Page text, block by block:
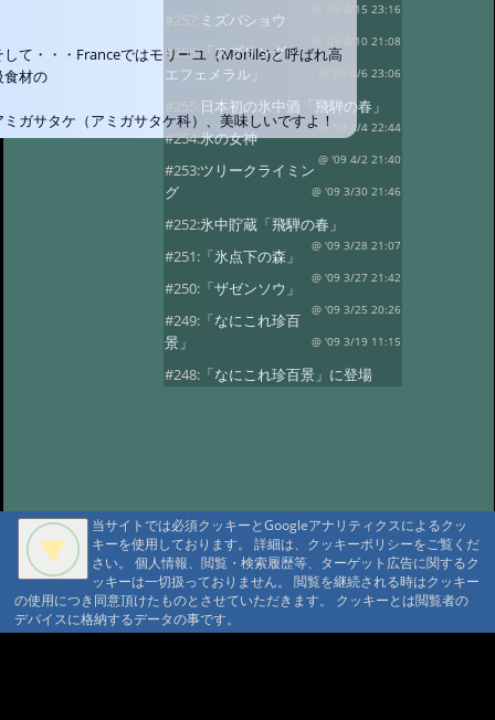
して・・・Franceではモリーユ（Morille)と呼ばれ高
食材の
ミガサタケ（アミガサタケ科）、美味しいですよ！
@ '09 4/15 23:16
#257: ミズバショウ
@ '09 4/10 21:08
#256:「スプリング・
エフェメラル」
@ '09 4/6 23:06
#255:日本初の氷中酒「飛騨の春」
@ '09 4/4 22:44
#254:氷の女神
@ '09 4/2 21:40
#253:ツリークライミン
グ
@ '09 3/30 21:46
#252:氷中貯蔵「飛騨の春」
@ '09 3/28 21:07
#251: 「氷点下の森」
@ '09 3/27 21:42
#250: 「ザゼンソウ」
@ '09 3/25 20:26
#249: 「なにこれ珍百
景」
@ '09 3/19 11:15
#248: 「なにこれ珍百景」に登場
@ '09 3/3 20:42
#243:「秋神温泉お泊り
プラン」
@ '09 3/1 21:01
#242: 「氷点下の森の不思議」
@ '09 2/24 17:05
#241:「氷の魅力」
当サイトでは必須クッキーとGoogleアナリティクスによるクッ
キーを使用しております。 詳細は、クッキーポリシーをご覧くだ
さい。 個人情報、閲覧・検索履歴等、ターゲット広告に関するク
ッキーは一切扱っておりません。 閲覧を継続される時はクッキー
の使用につき同意頂けたものとさせていただきます。 クッキーとは閲覧者の
デバイスに格納するデータの事です。